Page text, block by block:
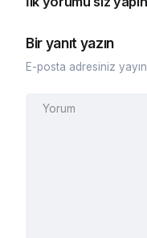
Bir yanıt yazın
E-posta adresiniz